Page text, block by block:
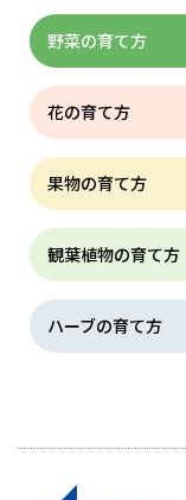
野菜の育て方
花の育て方
果物の育て方
観葉植物の育て方
ハーブの育て方